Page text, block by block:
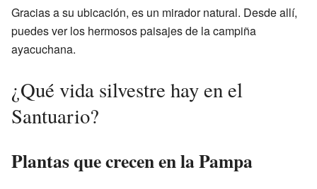
Gracias a su ubicación, es un mirador natural. Desde allí,
puedes ver los hermosos paisajes de la campiña
ayacuchana.
¿Qué vida silvestre hay en el
Santuario?
Plantas que crecen en la Pampa